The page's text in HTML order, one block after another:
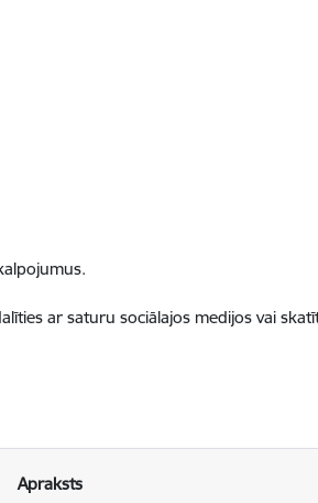
ar saturu sociālajos medijos vai
Apraksts